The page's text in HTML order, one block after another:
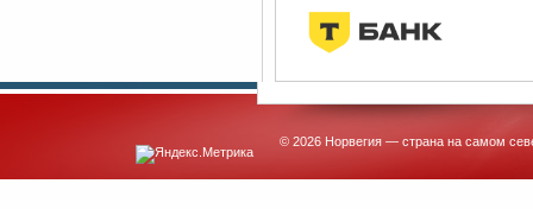
© 2026 Норвегия — страна на самом